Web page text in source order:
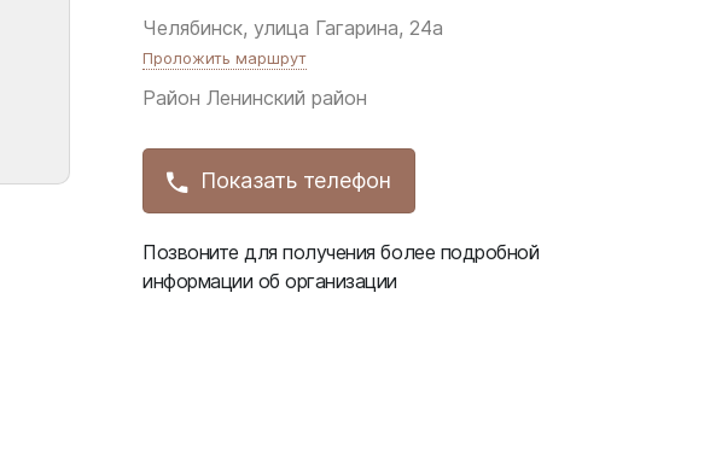
Челябинск, улица Гагарина, 24а
Проложить маршрут
Район Ленинский район
Показать телефон
Позвоните для получения более подробной
информации об организации